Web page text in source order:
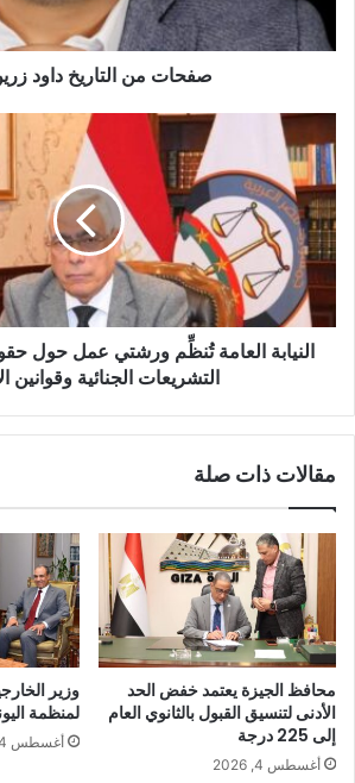
ر
ي
صفحات من التاريخ داود
النيابة العامة تُنظِّم ورشتي عمل حول
التشريعات الجنائية وقوانين
مقالات ذات صلة
محافظ الجيزة يعتمد خفض الحد
الأدنى لتنسيق القبول بالثانوي العام
إلى 225 درجة
أغسطس 4, 2026
وزير
لمنظمة
أغسطس 4, 2026